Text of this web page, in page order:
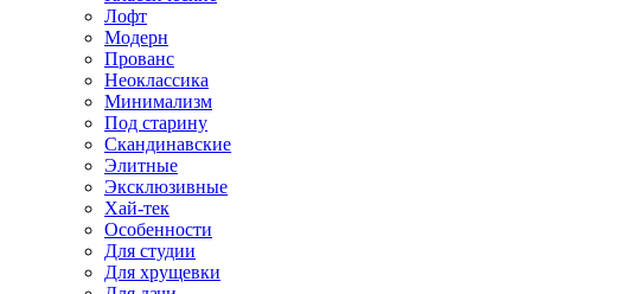
Лофт
Модерн
Прованс
Неоклассика
Минимализм
Под старину
Скандинавские
Элитные
Эксклюзивные
Хай-тек
Особенности
Для студии
Для хрущевки